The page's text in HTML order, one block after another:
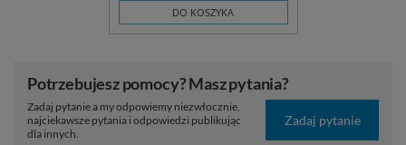
DO KOSZYKA
Potrzebujesz pomocy? Masz pytania?
Zadaj pytanie a my odpowiemy niezwłocznie,
najciekawsze pytania i odpowiedzi publikując
dla innych.
Zadaj pytanie